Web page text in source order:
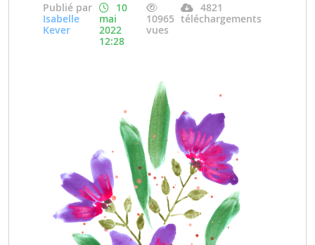
Publié par
Isabelle
Kever
10
mai
2022
12:28
10965
vues
4821
téléchargements